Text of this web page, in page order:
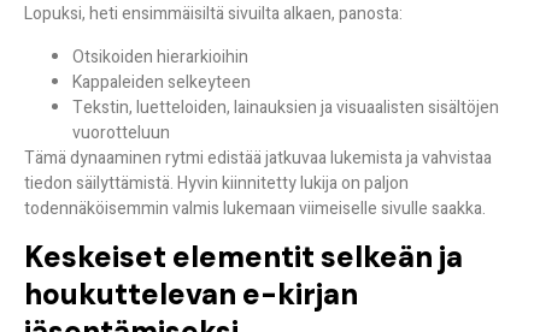
Lopuksi, heti ensimmäisiltä sivuilta alkaen, panosta:
Otsikoiden hierarkioihin
Kappaleiden selkeyteen
Tekstin, luetteloiden, lainauksien ja visuaalisten sisältöjen
vuorotteluun
Tämä dynaaminen rytmi edistää jatkuvaa lukemista ja vahvistaa
tiedon säilyttämistä. Hyvin kiinnitetty lukija on paljon
todennäköisemmin valmis lukemaan viimeiselle sivulle saakka.
Keskeiset elementit selkeän ja
houkuttelevan e-kirjan